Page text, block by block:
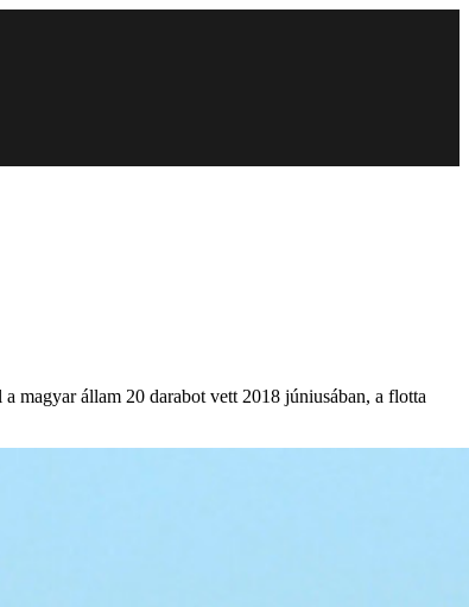
magyar állam 20 darabot vett 2018 júniusában, a flotta